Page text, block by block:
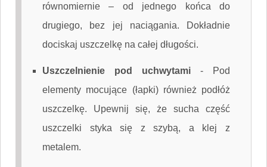
równomiernie – od jednego końca do
drugiego, bez jej naciągania. Dokładnie
dociskaj uszczelkę na całej długości.
Uszczelnienie pod uchwytami -
Pod
elementy mocujące (łapki) również podłóż
uszczelkę. Upewnij się, że sucha część
uszczelki styka się z szybą, a klej z
metalem.